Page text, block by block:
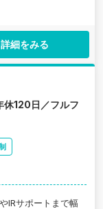
詳細をみる
休120日／フルフ
IRサポートまで幅